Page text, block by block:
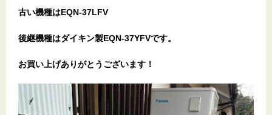
古い機種はEQN-37LFV
後継機種はダイキン製EQN-37YFVです。
お買い上げありがとうございます！